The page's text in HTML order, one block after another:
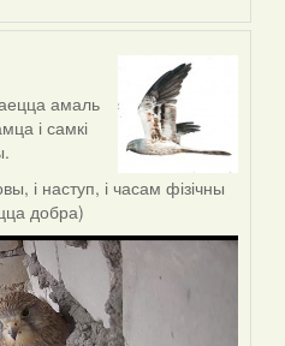
амаль
і самкі
і наступ, і часам фізічны
добра)